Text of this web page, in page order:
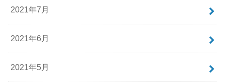
2021年7月
2021年6月
2021年5月